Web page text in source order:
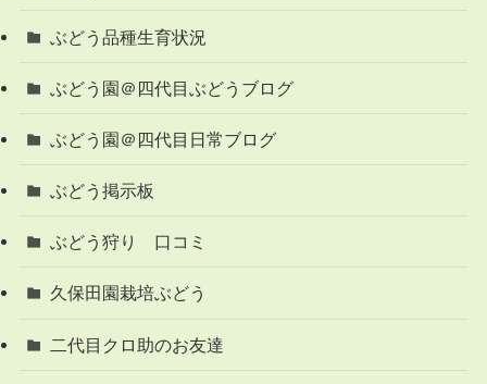
ぶどう品種生育状況
ぶどう園＠四代目ぶどうブログ
ぶどう園＠四代目日常ブログ
ぶどう掲示板
ぶどう狩り 口コミ
久保田園栽培ぶどう
二代目クロ助のお友達